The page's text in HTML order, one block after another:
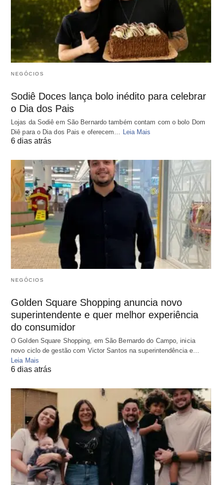
NEGÓCIOS
Sodiê Doces lança bolo inédito para celebrar
o Dia dos Pais
Lojas da Sodiê em São Bernardo também contam com o bolo Dom
Diê para o Dia dos Pais e oferecem… Leia Mais
6 dias atrás
NEGÓCIOS
Golden Square Shopping anuncia novo
superintendente e quer melhor experiência
do consumidor
O Golden Square Shopping, em São Bernardo do Campo, inicia
novo ciclo de gestão com Victor Santos na superintendência e…
Leia Mais
6 dias atrás